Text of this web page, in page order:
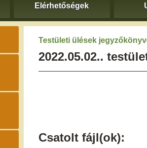
Elérhetőségek
Testületi ülések
2022.05.02..
Csatolt fájl(ok):